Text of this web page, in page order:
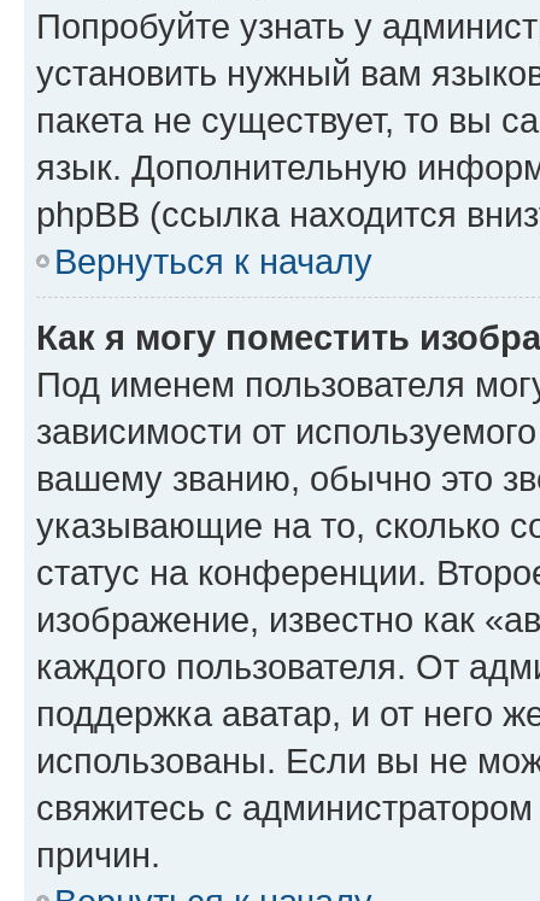
Попробуйте узнать у
установить нужный вам
пакета не существует, то вы
язык. Дополнительную
phpBB (ссылка находится
Вернуться к началу
Как я могу поместить
Под именем пользователя
зависимости от
вашему званию, обычно это
указывающие на то, сколько
статус на конференции.
изображение, известно как
каждого пользователя. От
поддержка аватар, и от него
использованы. Если вы не
свяжитесь с
причин.